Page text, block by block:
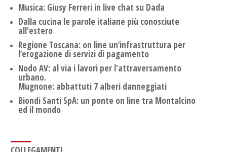
Musica: Giusy Ferreri in live chat su Dada
Dalla cucina le parole italiane più conosciute
all'estero
Regione Toscana: on line un’infrastruttura per
l’erogazione di servizi di pagamento
Nodo AV: al via i lavori per l'attraversamento
urbano.
Mugnone: abbattuti 7 alberi danneggiati
Biondi Santi SpA: un ponte on line tra Montalcino
ed il mondo